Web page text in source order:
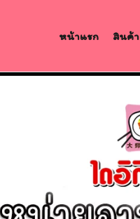
หน้าแรก สินค้า